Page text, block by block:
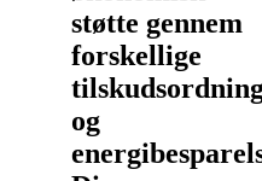
støtte gennem
forskellige
og